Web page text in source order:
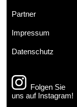
Partner
Impressum
Datenschutz
Folgen Sie
uns auf Instagram!